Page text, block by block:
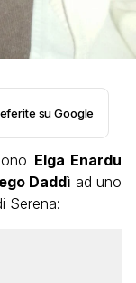
su Google
Elga Enardu
Daddì ad uno
Serena: